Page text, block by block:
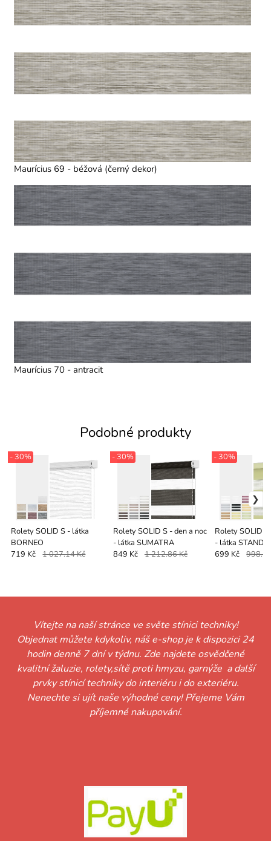
Maurícius 69 - béžová (černý dekor)
Maurícius 70 - antracit
Podobné produkty
Rolety SOLID S - látka
BORNEO
- 30%
719 Kč 1 027.14 Kč
Rolety SOLID S - den a noc
- látka SUMATRA
- 30%
849 Kč 1 212.86 Kč
Rolety SOLID
- látka
- 30%
699 Kč
Vítejte na naší stránce ve světe stínici techniky!
Objednat můžete kdykoliv, náš e-shop je k dispozici 24
hodin denně 7 dní v týdnu. Zde najdete osvědčené
kvalitní žaluzie, rolety,sítě proti hmyzu, garnýže a další
prvky stínicí techniky do interiéru i do exteriéru.
Nenechte si ujít naše výhodné ceny! Přejeme Vám
příjemné nakupování.